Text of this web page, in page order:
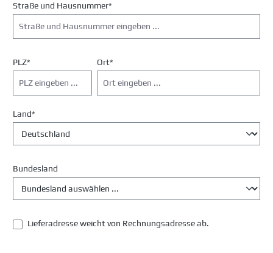
Straße und Hausnummer*
PLZ* Ort*
Land*
Bundesland
Lieferadresse weicht von Rechnungsadresse ab.